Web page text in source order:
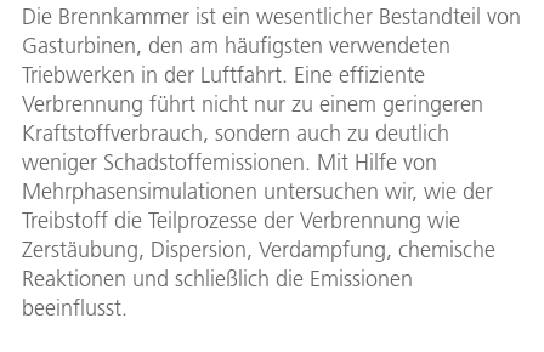
Die Brennkammer ist ein wesentlicher Bestandteil von
Gasturbinen, den am häufigsten verwendeten
Triebwerken in der Luftfahrt. Eine effiziente
Verbrennung führt nicht nur zu einem geringeren
Kraftstoffverbrauch, sondern auch zu deutlich
weniger Schadstoffemissionen. Mit Hilfe von
Mehrphasensimulationen untersuchen wir, wie der
Treibstoff die Teilprozesse der Verbrennung wie
Zerstäubung, Dispersion, Verdampfung, chemische
Reaktionen und schließlich die Emissionen
beeinflusst.